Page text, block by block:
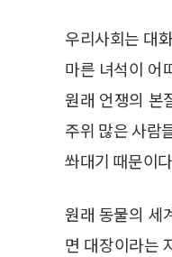
우리사회는 대
마른 녀석이 어
원래 언쟁의 본
주위 많은 사람
쏴대기 때문이
원래 동물의 세
면 대장이라는